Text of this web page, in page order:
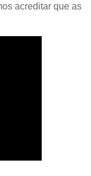
acreditar que as